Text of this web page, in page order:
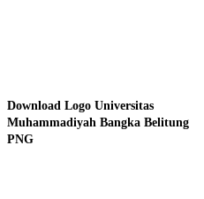
Download Logo Universitas
Muhammadiyah Bangka Belitung
PNG